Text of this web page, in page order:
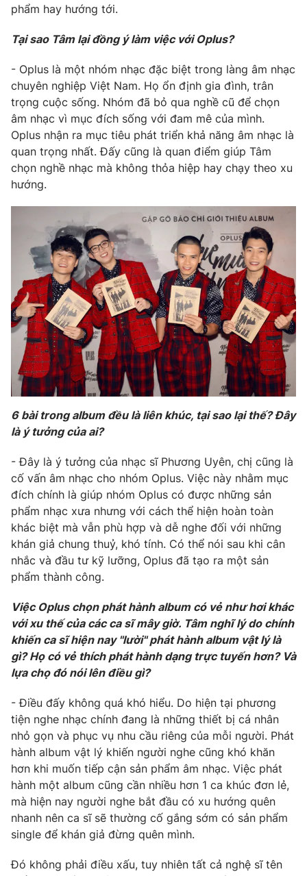
Theo dõi báo trên
Cơ quan chủ quản:
Đài Truyền hình Việt Nam
Cơ quan báo chí:Thời báo VTV
Giấy phép hoạt động báo in và báo điện tử số 483/GP-BTTTT
cấp ngày 29/12/2023
Tổng Biên tập:Vũ Thanh Thủy
Phó Tổng Biên tập:
Nguyễn Trọng Ninh
Tổng đài VTV:024.38 355 931 - 024.38 355 932
Ðiện thoại Thời báo VTV:024.66 897 897
Email:toasoan@vtv.vn
Liên hệ quảng cáo:024-7300.7108
® Cấm sao chép dưới mọi hình thức nếu không có sự chấp
thuận bằng văn bản. Ghi rõ nguồn VTV.vn khi phát hành lại
thông tin từ website này.
phẩm hay hướng tới.
Tại sao Tâm lại đồng ý làm việc với Oplus?
- Oplus là một nhóm nhạc đặc biệt trong làng âm nhạc
chuyên nghiệp Việt Nam. Họ ổn định gia đình, trân
trọng cuộc sống. Nhóm đã bỏ qua nghề cũ để chọn
âm nhạc vì mục đích sống với đam mê của mình.
Oplus nhận ra mục tiêu phát triển khả năng âm nhạc là
quan trọng nhất. Đấy cũng là quan điểm giúp Tâm
chọn nghề nhạc mà không thỏa hiệp hay chạy theo xu
hướng.
6 bài trong album đều là liên khúc, tại sao lại thế? Đây
là ý tưởng của ai?
- Đây là ý tưởng của nhạc sĩ Phương Uyên, chị cũng là
cố vấn âm nhạc cho nhóm Oplus. Việc này nhằm mục
đích chính là giúp nhóm Oplus có được những sản
phẩm nhạc xưa nhưng với cách thể hiện hoàn toàn
khác biệt mà vẫn phù hợp và dễ nghe đối với những
khán giả chung thuỷ, khó tính. Có thể nói sau khi cân
nhắc và đầu tư kỹ lưỡng, Oplus đã tạo ra một sản
phẩm thành công.
Việc Oplus chọn phát hành album có vẻ như hơi khác
với xu thế của các ca sĩ mây giờ. Tâm nghĩ lý do chính
khiến ca sĩ hiện nay "lười" phát hành album vật lý là
gì? Họ có vẻ thích phát hành dạng trực tuyến hơn? Và
lựa chọ đó nói lên điều gì?
- Điều đấy không quá khó hiểu. Do hiện tại phương
tiện nghe nhạc chính đang là những thiết bị cá nhân
nhỏ gọn và phục vụ nhu cầu riêng của mỗi người. Phát
hành album vật lý khiến người nghe cũng khó khăn
hơn khi muốn tiếp cận sản phẩm âm nhạc. Việc phát
hành một album cũng cần nhiều hơn 1 ca khúc đơn lẻ,
mà hiện nay người nghe bắt đầu có xu hướng quên
nhanh nên ca sĩ sẽ thường cố gắng sớm có sản phẩm
single để khán giả đừng quên mình.
Đó không phải điều xấu, tuy nhiên tất cả nghệ sĩ tên